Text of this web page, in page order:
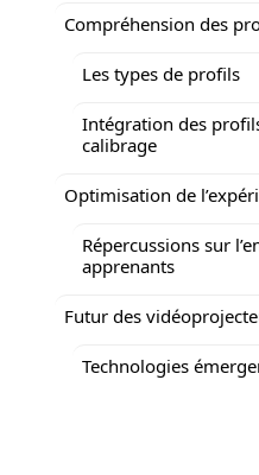
Compréhension des
Les types de profils
Intégration des
calibrage
Optimisation de
Répercussions sur
apprenants
Futur des
Technologies